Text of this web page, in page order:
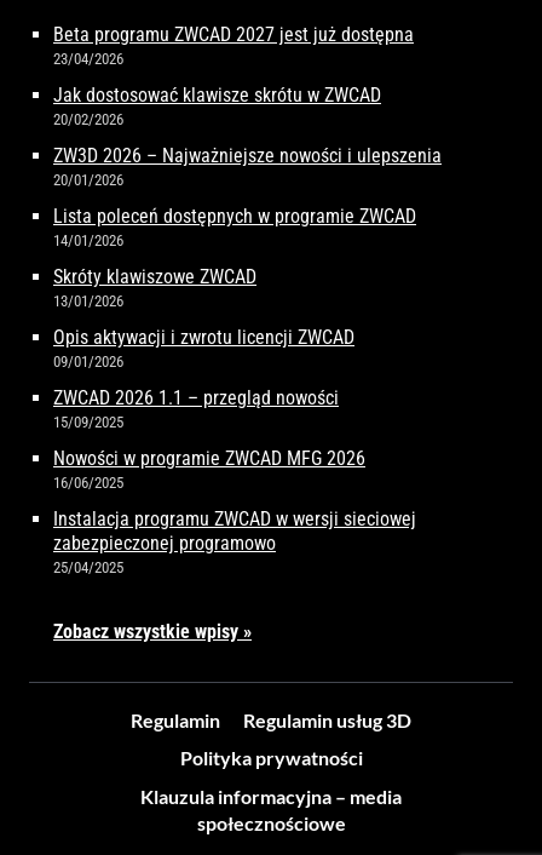
Beta programu ZWCAD 2027 jest już dostępna
23/04/2026
Jak dostosować klawisze skrótu w ZWCAD
20/02/2026
ZW3D 2026 – Najważniejsze nowości i ulepszenia
20/01/2026
Lista poleceń dostępnych w programie ZWCAD
14/01/2026
Skróty klawiszowe ZWCAD
13/01/2026
Opis aktywacji i zwrotu licencji ZWCAD
09/01/2026
ZWCAD 2026 1.1 – przegląd nowości
15/09/2025
Nowości w programie ZWCAD MFG 2026
16/06/2025
Instalacja programu ZWCAD w wersji sieciowej
zabezpieczonej programowo
25/04/2025
Zobacz wszystkie wpisy »
Regulamin
Regulamin usług 3D
Polityka prywatności
Klauzula informacyjna – media
społecznościowe